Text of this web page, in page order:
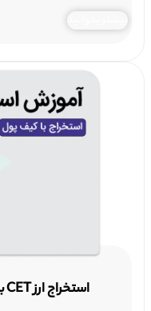
بیشتر بخوانید
استخراج ارز CET با کیف پول + آموزش تصویری